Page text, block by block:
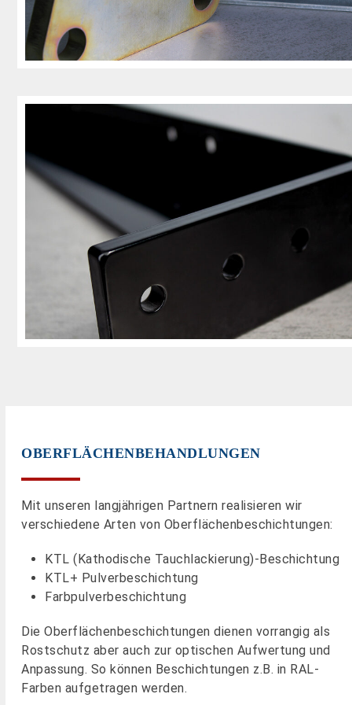
OBERFLÄCHENBEHANDLUNGEN
Mit unseren langjährigen Partnern realisieren wir
verschiedene Arten von Oberflächenbeschichtungen:
KTL (Kathodische Tauchlackierung)-Beschichtung
KTL+ Pulverbeschichtung
Farbpulverbeschichtung
Die Oberflächenbeschichtungen dienen vorrangig als
Rostschutz aber auch zur optischen Aufwertung und
Anpassung. So können Beschichtungen z.B. in RAL-
Farben aufgetragen werden.